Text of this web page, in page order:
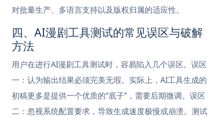
对批量生产、多语言支持以及版权归属的适应性。
四、AI漫剧工具测试的常见误区与破解
方法
用户在进行AI漫剧工具测试时，容易陷入几个误区。误区
一：认为输出结果必须完美无瑕。实际上，AI工具生成的
初稿更多是提供一个优质的“底子”，需要后期微调。误区
二：忽视系统配置要求，导致生成速度极慢或崩溃。测试